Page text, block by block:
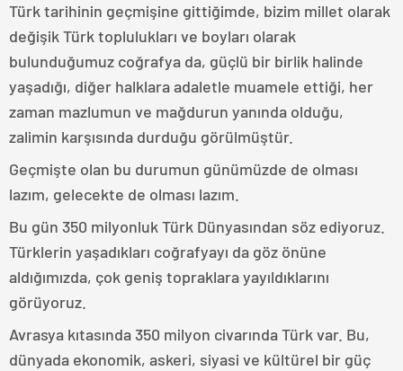
Türk tarihinin geçmişine gittiğimde, bizim millet olarak
değişik Türk toplulukları ve boyları olarak
bulunduğumuz coğrafya da, güçlü bir birlik halinde
yaşadığı, diğer halklara adaletle muamele ettiği, her
zaman mazlumun ve mağdurun yanında olduğu,
zalimin karşısında durduğu görülmüştür.
Geçmişte olan bu durumun günümüzde de olması
lazım, gelecekte de olması lazım.
Bu gün 350 milyonluk Türk Dünyasından söz ediyoruz.
Türklerin yaşadıkları coğrafyayı da göz önüne
aldığımızda, çok geniş topraklara yayıldıklarını
görüyoruz.
Avrasya kıtasında 350 milyon civarında Türk var. Bu,
dünyada ekonomik, askeri, siyasi ve kültürel bir güç